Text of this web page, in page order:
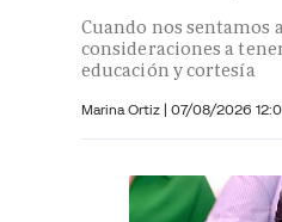
Cuando nos sentamos
consideraciones a
educación y cortesía
Marina Ortiz | 07/08/2026